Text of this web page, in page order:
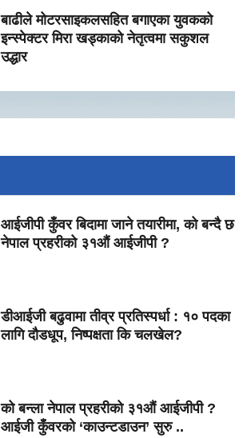
बाढीले मोटरसाइकलसहित बगाएका युवकको
इन्स्पेक्टर मिरा खड्काको नेतृत्वमा सकुशल
उद्धार
आईजीपी कुँवर बिदामा जाने तयारीमा, को बन्दै छ
नेपाल प्रहरीको ३१औं आईजीपी ?
डीआईजी बढुवामा तीव्र प्रतिस्पर्धा : १० पदका
लागि दौडधूप, निष्पक्षता कि चलखेल?
को बन्ला नेपाल प्रहरीको ३१औं आईजीपी ?
आईजी कुँवरको ‘काउन्टडाउन’ सुरु ..